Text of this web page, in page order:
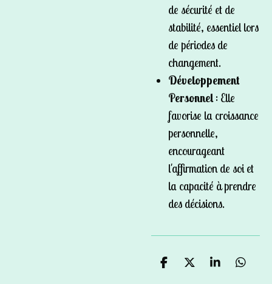
de sécurité et de
stabilité, essentiel lors
de périodes de
changement.
Développement
Personnel: Elle
favorise la croissance
personnelle,
encourageant
l'affirmation de soi et
la capacité à prendre
des décisions.
P
P
P
P